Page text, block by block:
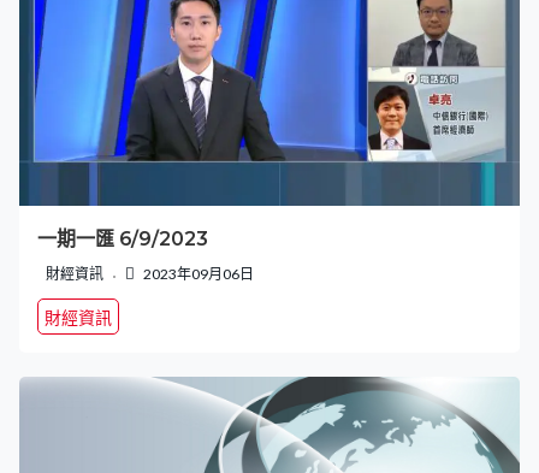
一期一匯 6/9/2023
財經資訊 2023年09月06日
財經資訊